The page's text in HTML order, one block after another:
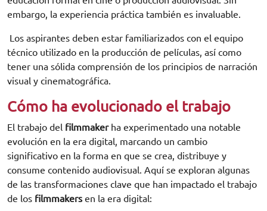
embargo, la experiencia práctica también es invaluable.
Los aspirantes deben estar familiarizados con el equipo
técnico utilizado en la producción de películas, así como
tener una sólida comprensión de los principios de narración
visual y cinematográfica.
Cómo ha evolucionado el trabajo
El trabajo del filmmakerha experimentado una notable
evolución en la era digital, marcando un cambio
significativo en la forma en que se crea, distribuye y
consume contenido audiovisual. Aquí se exploran algunas
de las transformaciones clave que han impactado el trabajo
de los filmmakers en la era digital: